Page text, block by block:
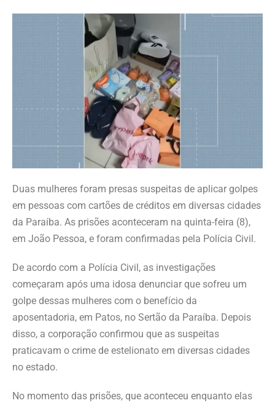
Duas mulheres foram presas suspeitas de aplicar golpes
em pessoas com cartões de créditos em diversas cidades
da Paraíba. As prisões aconteceram na quinta-feira (8),
em João Pessoa, e foram confirmadas pela Polícia Civil.
De acordo com a Polícia Civil, as investigações
começaram após uma idosa denunciar que sofreu um
golpe dessas mulheres com o benefício da
aposentadoria, em Patos, no Sertão da Paraíba. Depois
disso, a corporação confirmou que as suspeitas
praticavam o crime de estelionato em diversas cidades
no estado.
No momento das prisões, que aconteceu enquanto elas